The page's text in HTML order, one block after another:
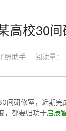
制卡印
高校30
照助手 阅读量：
间研修室，近期
，都要归功于启辰